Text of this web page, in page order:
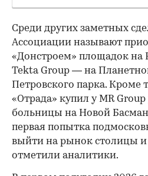
Среди других заметных
Ассоциации называют
«Донстроем» площадок на
Tekta Group — на
Петровского парка. Кроме
«Отрада» купил у MR
больницы на Новой
первая попытка
выйти на рынок столицы и
отметили аналитики.